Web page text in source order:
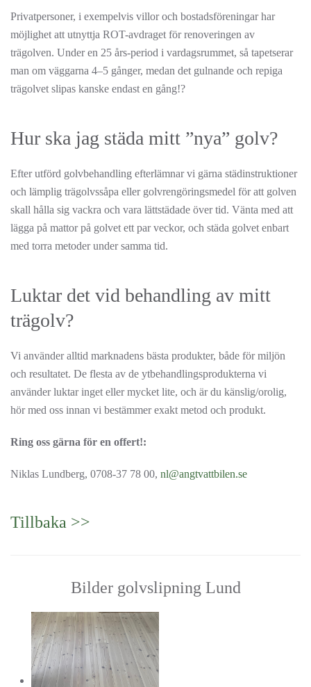
Privatpersoner, i exempelvis villor och bostadsföreningar har
möjlighet att utnyttja ROT-avdraget för renoveringen av
trägolven. Under en 25 års-period i vardagsrummet, så tapetserar
man om väggarna 4–5 gånger, medan det gulnande och repiga
trägolvet slipas kanske endast en gång!?
Hur ska jag städa mitt ”nya” golv?
Efter utförd golvbehandling efterlämnar vi gärna städinstruktioner
och lämplig trägolvssåpa eller golvrengöringsmedel för att golven
skall hålla sig vackra och vara lättstädade över tid. Vänta med att
lägga på mattor på golvet ett par veckor, och städa golvet enbart
med torra metoder under samma tid.
Luktar det vid behandling av mitt
trägolv?
Vi använder alltid marknadens bästa produkter, både för miljön
och resultatet. De flesta av de ytbehandlingsprodukterna vi
använder luktar inget eller mycket lite, och är du känslig/orolig,
hör med oss innan vi bestämmer exakt metod och produkt.
Ring oss gärna för en offert!:
Niklas Lundberg, 0708-37 78 00, nl@angtvattbilen.se
Tillbaka >>
Bilder golvslipning Lund